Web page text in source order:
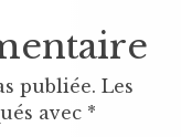
publiée. Les
avec *